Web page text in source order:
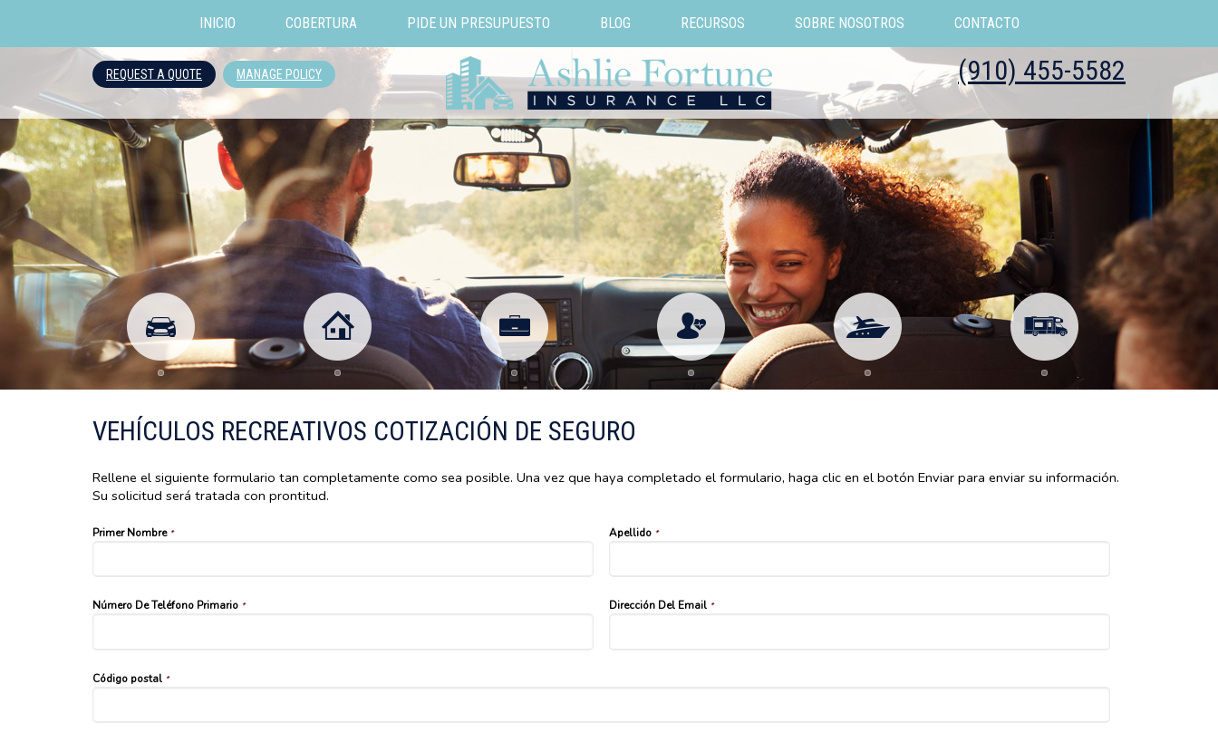
INICIO COBERTURA PIDE UN PRESUPUESTO BLOG RECURSOS SOBRE NOSOTROS CONTACTO
REQUEST A QUOTE MANAGE POLICY (910) 455-5582
VEHÍCULOS RECREATIVOS COTIZACIÓN DE SEGURO
Rellene el siguiente formulario tan completamente como sea posible. Una vez que haya completado el formulario, haga clic en el botón Enviar para enviar su información.
Su solicitud será tratada con prontitud.
Primer Nombre * Apellido *
Número De Teléfono Primario * Dirección Del Email *
Código postal *